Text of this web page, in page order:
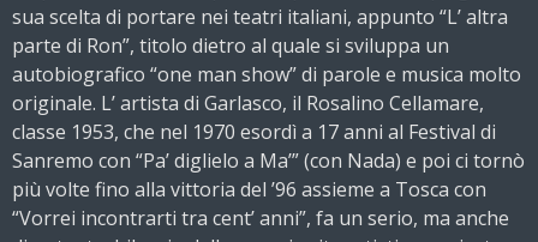
sua scelta di portare nei teatri italiani, appunto “L’ altra
parte di Ron”, titolo dietro al quale si sviluppa un
autobiografico “one man show” di parole e musica molto
originale. L’ artista di Garlasco, il Rosalino Cellamare,
classe 1953, che nel 1970 esordì a 17 anni al Festival di
Sanremo con “Pa’ diglielo a Ma’” (con Nada) e poi ci tornò
più volte fino alla vittoria del ’96 assieme a Tosca con
“Vorrei incontrarti tra cent’ anni”, fa un serio, ma anche